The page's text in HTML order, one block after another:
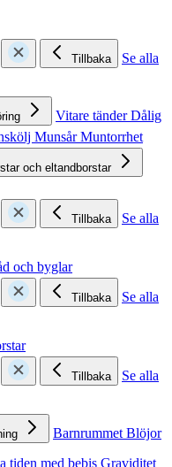
Tillbaka
Se alla
Vitare tänderDålig
MunsårMuntorrhet
och eltandborstar
Tillbaka
Se alla
och byglar
Tillbaka
Se alla
Tillbaka
Se alla
BarnrummetBlöjor
tiden med bebis Graviditet